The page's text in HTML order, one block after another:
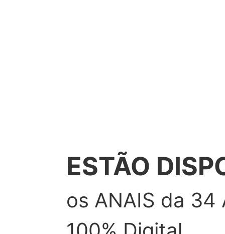
da 34 ANPET -